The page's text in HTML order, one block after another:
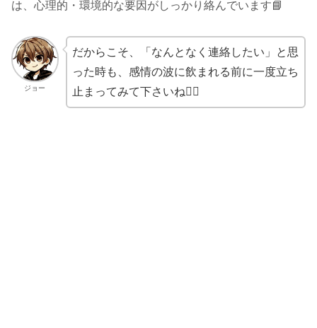
は、心理的・環境的な要因がしっかり絡んでいます📘
ジョー
だからこそ、「なんとなく連絡したい」と思
った時も、感情の波に飲まれる前に一度立ち
止まってみて下さいね🧘‍♂️